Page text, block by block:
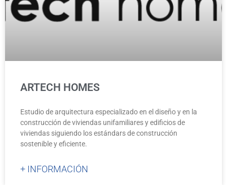
ARTECH HOMES
Estudio de arquitectura especializado en el diseño y en la
construcción de viviendas unifamiliares y edificios de
viviendas siguiendo los estándars de construcción
sostenible y eficiente.
+ INFORMACIÓN